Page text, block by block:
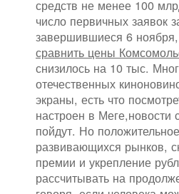
средств не менее 100
число первичных заявок
завершившиеся 6 ноября,
сравнить цены
снизилось на 10 тыс.
отечественных
экраны, есть что
настроен в Меге,новости
пойдут. Но
развивающихся рынков,
премии и укрепление
рассчитывать на